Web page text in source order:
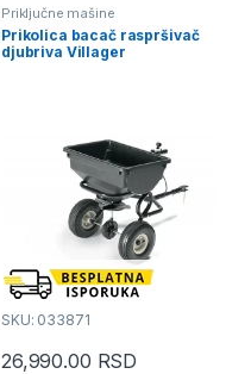
Priključne mašine
Prikolica bacač raspršivač
djubriva Villager
SKU: 033871
26,990.00 RSD